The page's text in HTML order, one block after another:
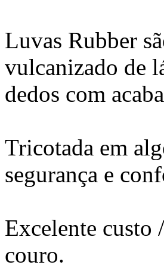
Luvas Rubber
vulcanizado de
dedos com
Tricotada em
segurança e
Excelente custo
couro.